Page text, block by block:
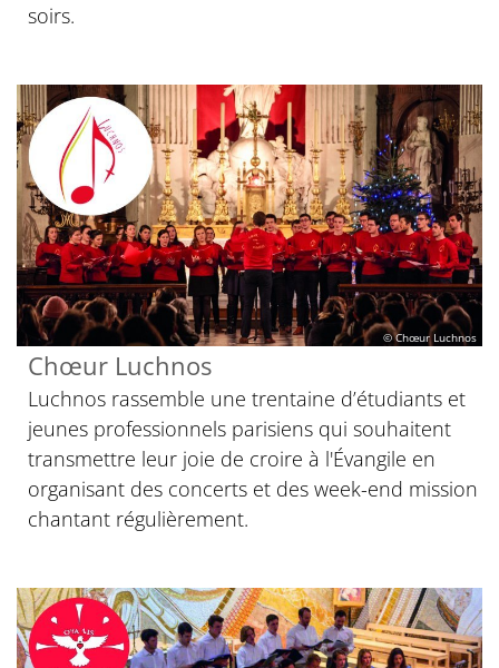
soirs.
© Chœur Luchnos
Chœur Luchnos
Luchnos rassemble une trentaine d’étudiants et
jeunes professionnels parisiens qui souhaitent
transmettre leur joie de croire à l'Évangile en
organisant des concerts et des week-end mission
chantant régulièrement.